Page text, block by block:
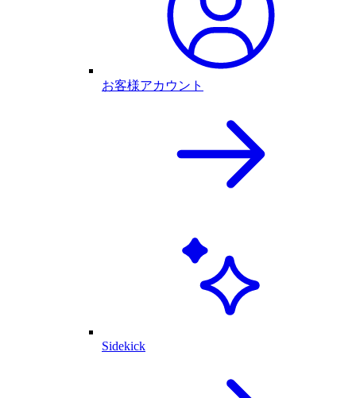
お客様アカウント
Sidekick